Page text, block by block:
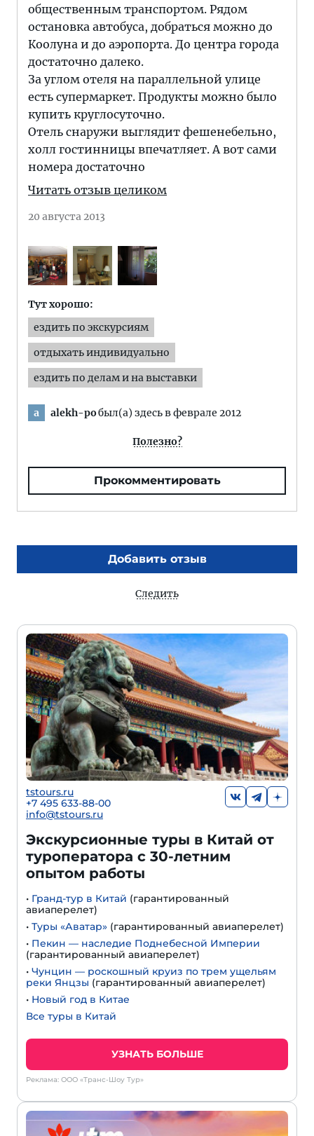
общественным транспортом. Рядом
остановка автобуса, добраться можно до
Коолуна и до аэропорта. До центра города
достаточно далеко.
За углом отеля на параллельной улице
есть супермаркет. Продукты можно было
купить круглосуточно.
Отель снаружи выглядит фешенебельно,
холл гостинницы впечатляет. А вот сами
номера достаточно
Читать отзыв целиком
20 августа 2013
Тут хорошо:
ездить по экскурсиям
отдыхать индивидуально
ездить по делам и на выставки
a alekh-poбыл(а) здесь в феврале 2012
Полезно?
Прокомментировать
Добавить отзыв
Следить
tstours.ru
+7 495 633-88-00
info@tstours.ru
Экскурсионные туры в Китай от
туроператора с 30-летним
опытом работы
• Гранд-тур в Китай (гарантированный
авиаперелет)
• Туры «Аватар» (гарантированный авиаперелет)
• Пекин — наследие Поднебесной Империи
(гарантированный авиаперелет)
• Чунцин — роскошный круиз по трем ущельям
реки Янцзы (гарантированный авиаперелет)
• Новый год в Китае
Все туры в Китай
УЗНАТЬ БОЛЬШЕ
Реклама: ООО «Транс-Шоу Тур»